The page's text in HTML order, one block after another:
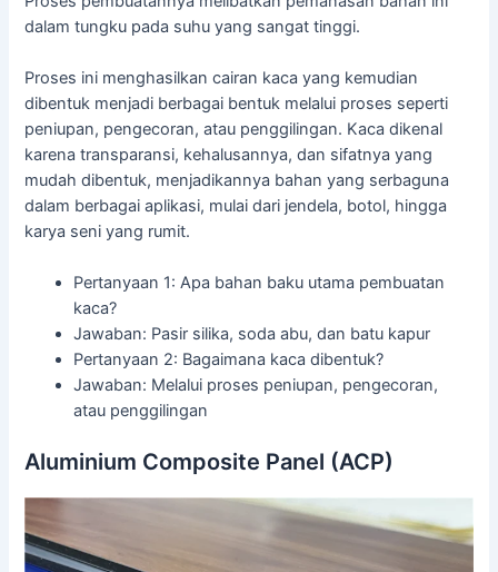
dalam tungku pada suhu yang sangat tinggi.
Proses ini menghasilkan cairan kaca yang kemudian
dibentuk menjadi berbagai bentuk melalui proses seperti
peniupan, pengecoran, atau penggilingan. Kaca dikenal
karena transparansi, kehalusannya, dan sifatnya yang
mudah dibentuk, menjadikannya bahan yang serbaguna
dalam berbagai aplikasi, mulai dari jendela, botol, hingga
karya seni yang rumit.
Pertanyaan 1: Apa bahan baku utama pembuatan
kaca?
Jawaban: Pasir silika, soda abu, dan batu kapur
Pertanyaan 2: Bagaimana kaca dibentuk?
Jawaban: Melalui proses peniupan, pengecoran,
atau penggilingan
Aluminium Composite Panel (ACP)